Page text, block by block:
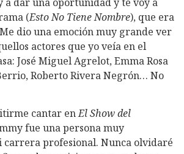
(Esto No Tiene Nombre), que era
dio una emoción muy grande ver
actores que yo veía en el
José Miguel Agrelot, Emma Rosa
Roberto Rivera Negrón… No
cantar enEl Show del
fue una persona muy
profesional. Nunca olvidaré